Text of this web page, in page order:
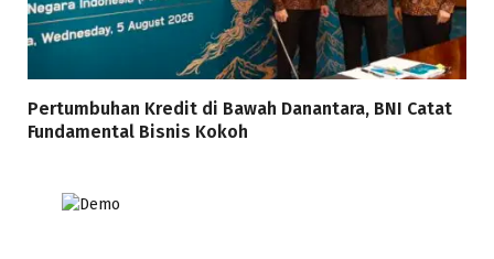
Pertumbuhan Kredit di Bawah Danantara, BNI Catat
Fundamental Bisnis Kokoh